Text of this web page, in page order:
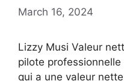
March 16, 2024
Lizzy Musi Valeur
pilote
qui a une valeur